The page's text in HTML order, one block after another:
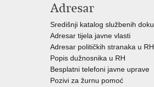
Adresar
Središnji katalog službenih
Adresar tijela javne vlasti
Adresar političkih stranaka u RH
Popis dužnosnika u RH
Besplatni telefoni javne uprave
Pozivi za žurnu pomoć